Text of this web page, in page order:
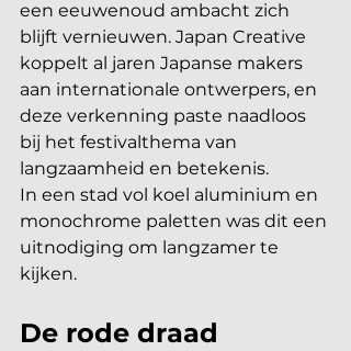
een eeuwenoud ambacht zich
blijft vernieuwen. Japan Creative
koppelt al jaren Japanse makers
aan internationale ontwerpers, en
deze verkenning paste naadloos
bij het festivalthema van
langzaamheid en betekenis.
In een stad vol koel aluminium en
monochrome paletten was dit een
uitnodiging om langzamer te
kijken.
De rode draad